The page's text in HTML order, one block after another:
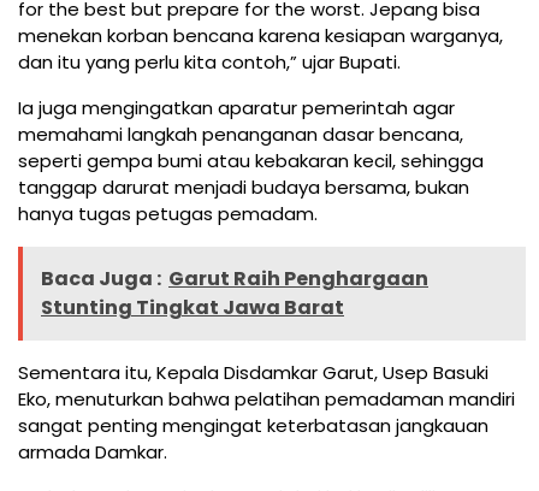
for the best but prepare for the worst. Jepang bisa
menekan korban bencana karena kesiapan warganya,
dan itu yang perlu kita contoh,” ujar Bupati.
Ia juga mengingatkan aparatur pemerintah agar
memahami langkah penanganan dasar bencana,
seperti gempa bumi atau kebakaran kecil, sehingga
tanggap darurat menjadi budaya bersama, bukan
hanya tugas petugas pemadam.
Baca Juga : Garut Raih Penghargaan
Stunting Tingkat Jawa Barat
Sementara itu, Kepala Disdamkar Garut, Usep Basuki
Eko, menuturkan bahwa pelatihan pemadaman mandiri
sangat penting mengingat keterbatasan jangkauan
armada Damkar.